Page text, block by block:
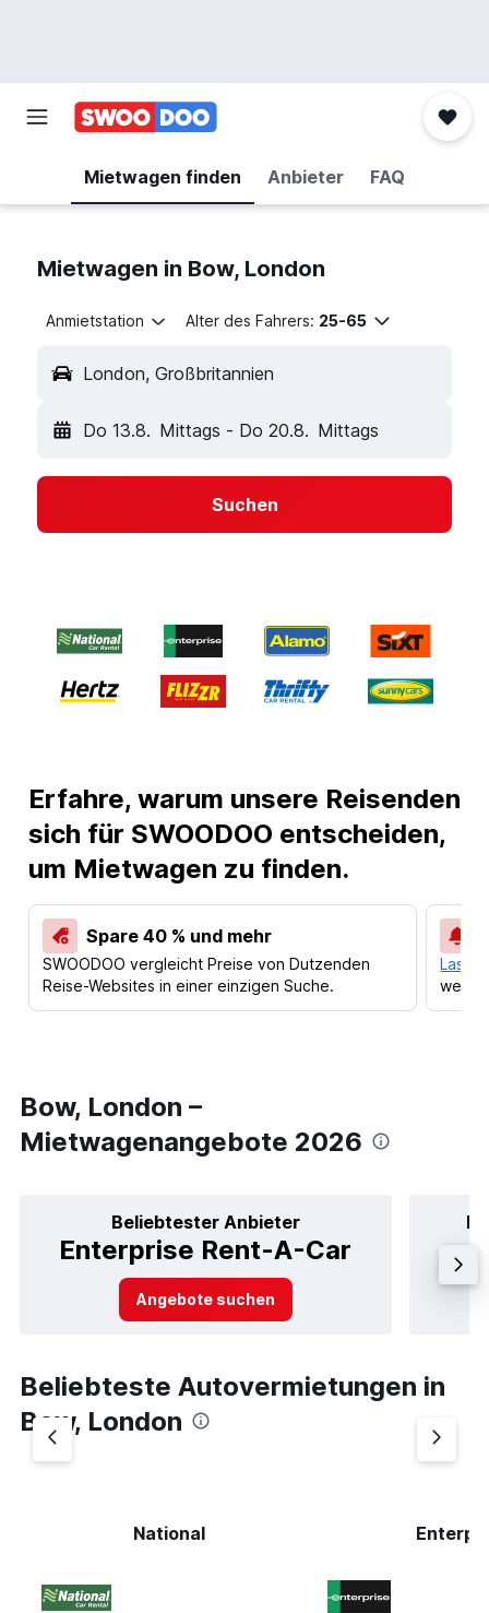
Mietwagen finden Anbieter FAQ
Mietwagen in Bow, London
Anmietstation Alter des Fahrers: 25-65
London, Großbritannien
Do 13.8. Mittags - Do 20.8. Mittags
Suchen
Erfahre, warum unsere Reisenden
sich für SWOODOO entscheiden,
um Mietwagen zu finden.
Spare 40 % und mehr
SWOODOO vergleicht Preise von Dutzenden
Reise-Websites in einer einzigen Suche.
Lass
Bow, London –
Mietwagenangebote 2026
Beliebtester Anbieter
Enterprise Rent-A-Car
Angebote suchen
Beliebteste Autovermietungen in
Bow, London
National